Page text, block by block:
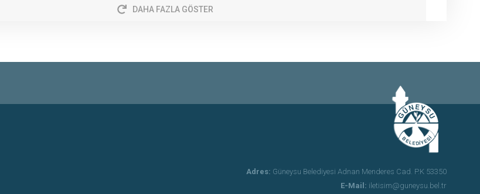
DAHA FAZLA GÖSTER
Adres: Güneysu Belediyesi Adnan Menderes Cad. P.K 53350
E-Mail: iletisim@guneysu.bel.tr